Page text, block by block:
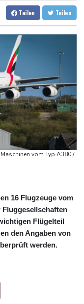
33 °C
Klage
den USA auf
Jemen getötet - Huthis
Sonn- und
nach Madrid
Teilen Teilen
vom Typ A380 /
16 Flugzeuge vom
Fluggesellschaften
Flügelteil
den Angaben von
werden.